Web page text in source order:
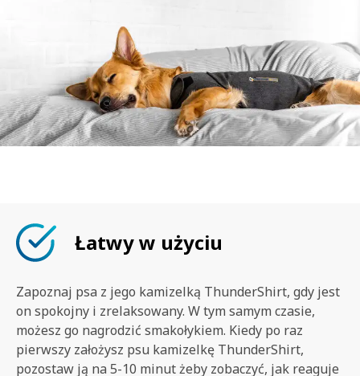
Łatwy w użyciu
Zapoznaj psa z jego kamizelką ThunderShirt, gdy jest
on spokojny i zrelaksowany. W tym samym czasie,
możesz go nagrodzić smakołykiem. Kiedy po raz
pierwszy założysz psu kamizelkę ThunderShirt,
pozostaw ją na 5-10 minut żeby zobaczyć, jak reaguje